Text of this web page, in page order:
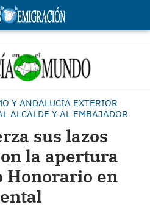
Y ANDALUCÍA EXTERIOR
ALCALDE Y AL EMBAJADOR
sus lazos
la apertura
Honorario en